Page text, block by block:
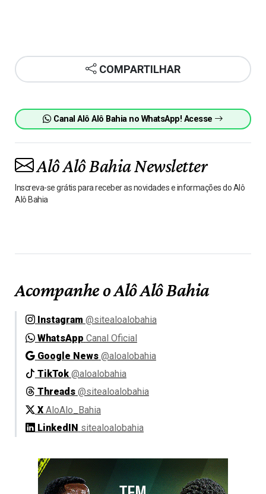
COMPARTILHAR
Canal Alô Alô Bahia no WhatsApp! Acesse
Alô Alô Bahia Newsletter
Inscreva-se grátis para receber as novidades e informações do Alô
Alô Bahia
Acompanhe o Alô Alô Bahia
Instagram @sitealoalobahia
WhatsApp Canal Oficial
Google News @aloalobahia
TikTok @aloalobahia
Threads @sitealoalobahia
X AloAlo_Bahia
LinkedIN sitealoalobahia